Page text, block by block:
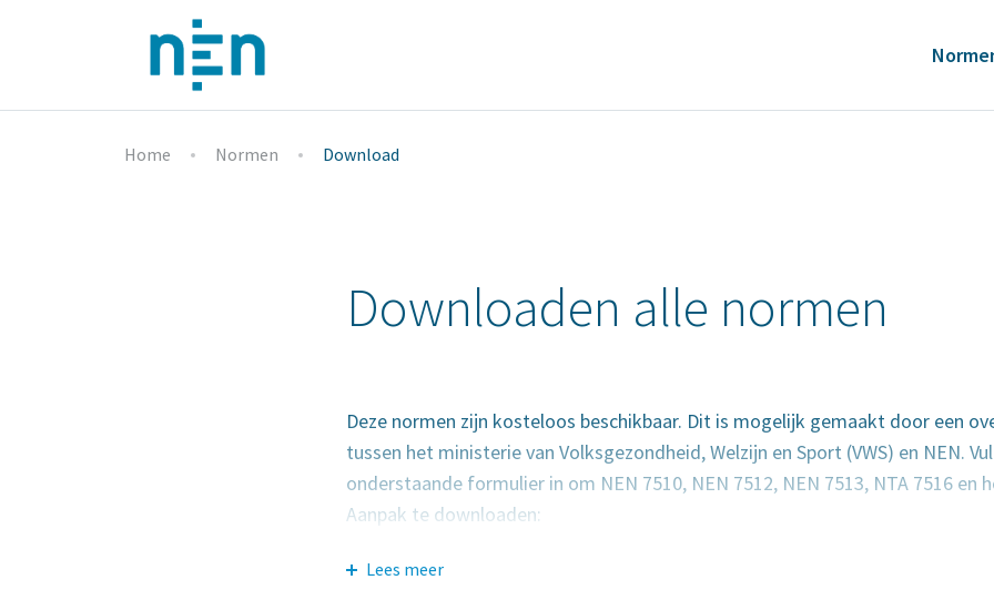
Home Normen Download
Downloaden alle normen
Deze normen zijn kosteloos beschikbaar. Dit is mogelijk gemaakt door een
tussen het ministerie van Volksgezondheid, Welzijn en Sport (VWS) en NEN.
onderstaande formulier in om NEN 7510, NEN 7512, NEN 7513, NTA 7516 en
Aanpak te downloaden:
Let op: indien hieronder geen inschrijfformulier verschijnt, neem dan contact
Lees meer